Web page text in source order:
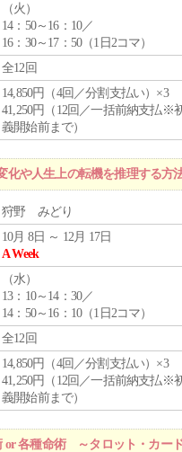
（火 ）
14：50～16：10／
16：30～17：50（1日2コマ）
全12回
14,850円（4回／分割支払い）×3
41,250円（12回／一括前納支払※
義開始前まで）
や人生上の転機を推理する方
狩野 みどり
10月 8日 ～ 12月 17日
A Week
（水）
13：10～14：30／
14：50～16：10（1日2コマ）
全12回
14,850円（4回／分割支払い）×3
41,250円（12回／一括前納支払※
義開始前まで）
or 各種命術 ～タロット・カー